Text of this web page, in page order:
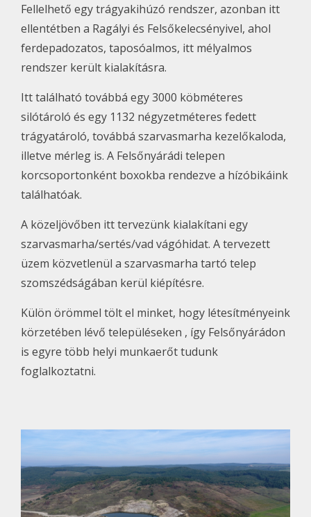
Fellelhető egy trágyakihúzó rendszer, azonban itt
ellentétben a Ragályi és Felsőkelecsényivel, ahol
ferdepadozatos, taposóalmos, itt mélyalmos
rendszer került kialakításra.
Itt található továbbá egy 3000 köbméteres
silótároló és egy 1132 négyzetméteres fedett
trágyatároló, továbbá szarvasmarha kezelőkaloda,
illetve mérleg is. A Felsőnyárádi telepen
korcsoportonként boxokba rendezve a hízóbikáink
találhatóak.
A közeljövőben itt tervezünk kialakítani egy
szarvasmarha/sertés/vad vágóhidat. A tervezett
üzem közvetlenül a szarvasmarha tartó telep
szomszédságában kerül kiépítésre.
Külön örömmel tölt el minket, hogy létesítményeink
körzetében lévő településeken , így Felsőnyárádon
is egyre több helyi munkaerőt tudunk
foglalkoztatni.